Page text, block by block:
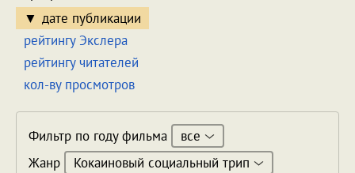
дате публикации
рейтингу Экслера
рейтингу читателей
кол-ву просмотров
Фильтр по году фильма
все
Жанр
Кокаиновый социальный трип